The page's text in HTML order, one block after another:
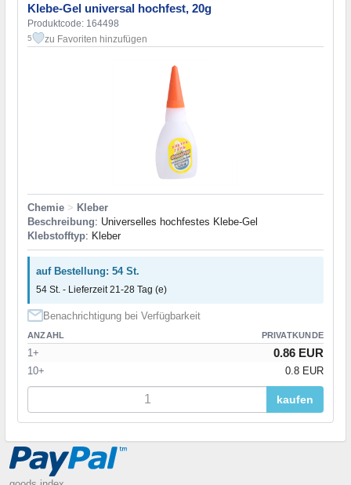
Klebe-Gel universal hochfest, 20g
Produktcode: 164498
5 zu Favoriten hinzufügen
Chemie > Kleber
Beschreibung: Universelles hochfestes Klebe-Gel
Klebstofftyp: Kleber
auf Bestellung: 54 St.
54 St. - Lieferzeit 21-28 Tag (e)
Benachrichtigung bei Verfügbarkeit
ANZAHL PRIVATKUNDE
1+ 0.86 EUR
10+ 0.8 EUR
kaufen